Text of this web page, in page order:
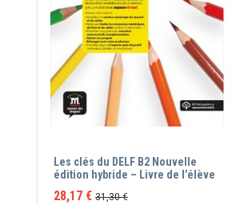
Les clés du DELF B2 Nouvelle
édition hybride – Livre de l’élève
28,17 € 31,30 €